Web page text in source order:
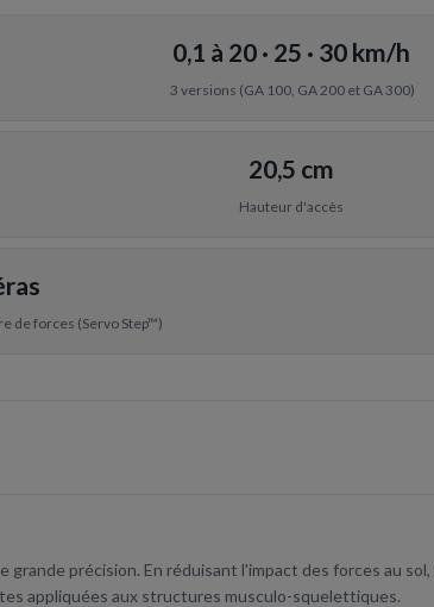
0,1 à 20 · 25 · 30 km/h
3 versions (GA 100, GA 200 et GA 300)
20,5 cm
Hauteur d'accès
de forces (Servo Step™)
précision. En réduisant l'impact des forces au
appliquées aux structures musculo-squelettiques.